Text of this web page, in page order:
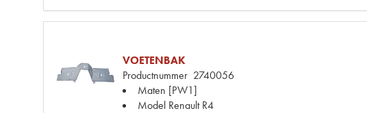
VOETENBAK
Productnummer 2740056
Maten [PW1]
Model Renault R4